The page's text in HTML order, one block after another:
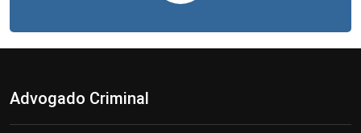
Advogado Criminal